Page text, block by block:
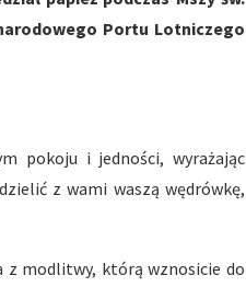
Portu Lotniczego
pokoju i jedności, wyrażając
z wami waszą wędrówkę,
z modlitwy, którą wznosicie do